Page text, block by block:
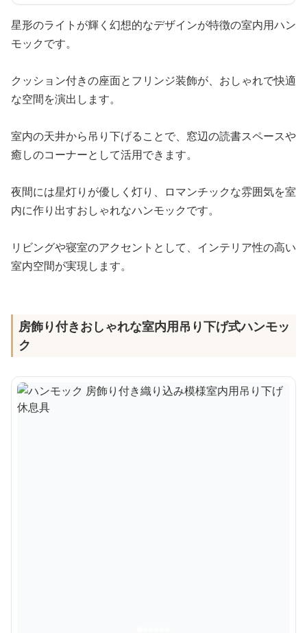
星形のライトが輝く幻想的なデザインが特徴の室内用ハン
モックです。
クッション付きの座面とフリンジ装飾が、おしゃれで快適
な空間を演出します。
室内の天井から吊り下げることで、窓辺の読書スペースや
癒しのコーナーとして活用できます。
夜間には星灯りが優しく灯り、ロマンチックな雰囲気を室
内に作り出すおしゃれなハンモックです。
リビングや寝室のアクセントとして、インテリア性の高い
室内空間が実現します。
房飾り付きおしゃれな室内用吊り下げ式ハンモッ
ク